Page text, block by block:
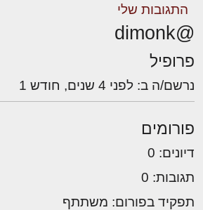
התגובות שלי
@dimonk
פרופיל
נרשם/ה ב: לפני 4 שנים, חודש 1
פורומים
דיונים: 0
תגובות: 0
תפקיד בפורום: משתתף